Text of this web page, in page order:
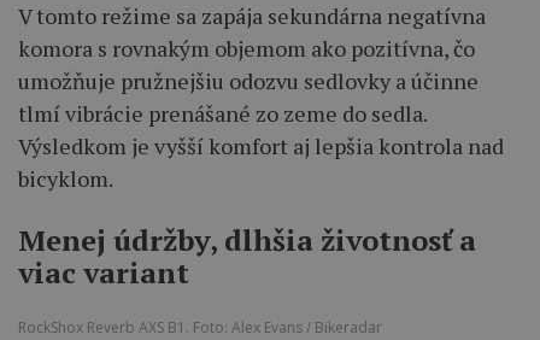
V tomto režime sa zapája sekundárna negatívna
komora s rovnakým objemom ako pozitívna, čo
umožňuje pružnejšiu odozvu sedlovky a účinne
tlmí vibrácie prenášané zo zeme do sedla.
Výsledkom je vyšší komfort aj lepšia kontrola nad
bicyklom.
Menej údržby, dlhšia životnosť a
viac variant
RockShox Reverb AXS B1. Foto: Alex Evans / Bikeradar